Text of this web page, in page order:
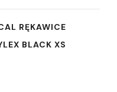
RĘKAWICE
BLACK XS